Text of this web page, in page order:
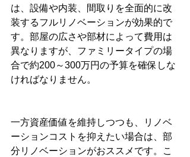
は、設備や内装、間取りを全面的に改
装するフルリノベーションが効果的で
す。部屋の広さや部材によって費用は
異なりますが、ファミリータイプの場
合で約200～300万円の予算を確保しな
ければなりません。
一方資産価値を維持しつつも、リノベ
ーションコストを抑えたい場合は、部
分リノベーションがおススメです。こ